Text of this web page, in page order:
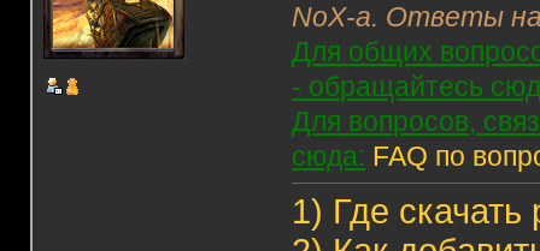
NoX-а. Ответы
Для общих
- обращайтесь
Для вопросов,
сюда: FAQ по
1) Где скачать